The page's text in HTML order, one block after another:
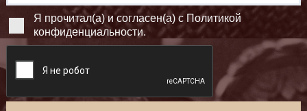
Я прочитал(а) и согласен(а) с Политикой
конфиденциальности.